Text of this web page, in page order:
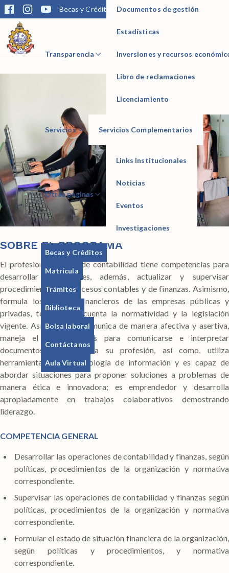
Becas y Créditos Matrícula Trámites Biblioteca
IESTP Manuel Seoane Corrales
Transparencia
Documentos de gestión
Estadísticas
Inversiones y recursos
Libro de reclamaciones
Licenciamiento
Servicios Servicios Complementarios
Otras páginas
Links Institucionales
Noticias
Eventos
Investigaciones
Becas y Créditos
Matrícula
Trámites
Biblioteca
Bolsa laboral
Contáctanos
Aula Virtual
CONTABILIDAD
SOBRE EL PROGRAMA
El profesional técnico de contabilidad tiene competencias para
desarrollar operaciones, además, actualizar y supervisar
procedimientos de procesos contables y de finanzas. Asimismo,
formula los estados financieros de las empresas públicas y
privadas, teniendo en cuenta la normatividad y la legislación
vigente. Así mismo se comunica de manera afectiva y asertiva,
maneja el idioma inglés para comunicarse e interpretar
documentos vinculados a su profesión, así como, utiliza
herramientas de la tecnología de información y es capaz de
abordar situaciones para proponer soluciones a problemas de
manera ética e innovadora; es emprendedor y desarrolla
apropiadamente en trabajos colaborativos demostrando
liderazgo.
COMPETENCIA GENERAL
Desarrollar las operaciones de contabilidad y finanzas, según
políticas, procedimientos de la organización y normativa
correspondiente.
Supervisar las operaciones de contabilidad y finanzas según
políticas, procedimientos de la organización y normativa
correspondiente.
Formular el estado de situación financiera de la organización,
según políticas y procedimientos, y normativa
correspondiente.